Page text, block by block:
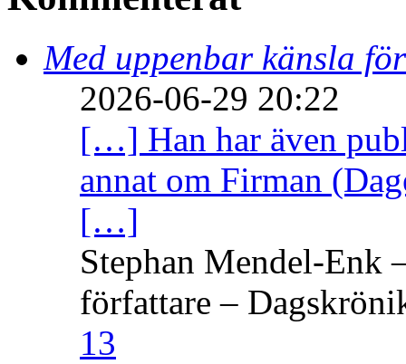
Med uppenbar känsla
2026-06-29 20:22
[…] Han har även
annat om Firman
[…]
Stephan Mendel-Enk
författare –
13